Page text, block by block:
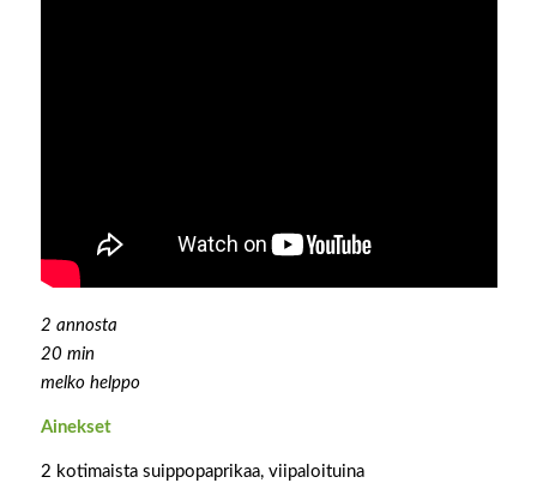
2 annosta
20 min
melko helppo
Ainekset
2 kotimaista suippopaprikaa, viipaloituina